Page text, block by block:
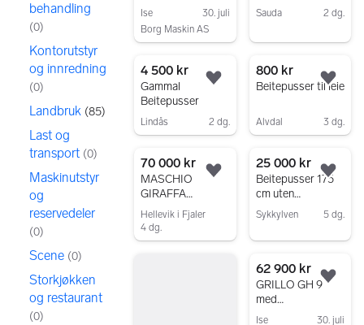
behandling
(0)
Kontorutstyr
og innredning
(0)
Landbruk (85)
Last og
transport (0)
Maskinutstyr
og
reservedeler
(0)
Scene (0)
Storkjøkken
og restaurant
(0)
Ise
30. juli
Borg Maskin AS
Sauda 2 dg.
4 500 kr
Gammal
Beitepusser
Lindås 2 dg.
Legg til som favoritt.
800 kr
Beitepusser til leie
Alvdal 3 dg.
70 000 kr
MASCHIO
GIRAFFA
BEITEPUSSER
Hellevik i Fjaler
4 dg.
Legg til som favoritt.
25 000 kr
Beitepusser 175
cm uten
sideforskyving
Sykkylven 5 dg.
Gå til annonsen
62 900 kr
GRILLO GH 9
med
hydrostatdrift og
Ise
30. juli